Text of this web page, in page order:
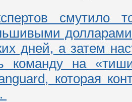
смутило
дней, а затем
команду на
которая